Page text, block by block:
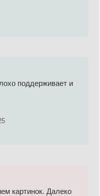
поддерживает и
картинок. Далеко